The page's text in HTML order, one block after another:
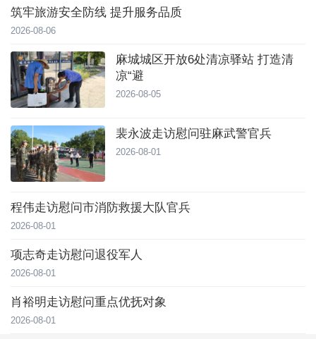
筑牢旅游安全防线 提升服务品质
2026-08-06
麻城城区开放6处清凉驿站 打造清
凉“避
2026-08-05
裴永波走访慰问驻麻武警官兵
2026-08-01
程伟走访慰问市消防救援大队官兵
2026-08-01
项志奇走访慰问退役军人
2026-08-01
肖裕明走访慰问重点优抚对象
2026-08-01